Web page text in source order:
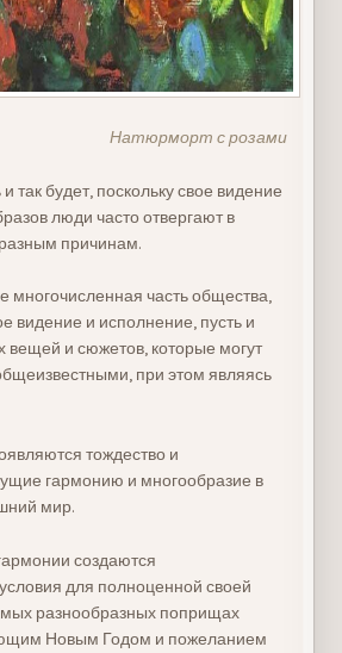
Натюрморт с розами
так будет, поскольку свое видение
люди часто отвергают в
причинам.
многочисленная часть общества,
видение и исполнение, пусть и
вещей и сюжетов, которые могут
при этом являясь
тождество и
гармонию и многообразие в
мир.
создаются
для полноценной своей
разнообразных поприщах
Новым Годом и пожеланием